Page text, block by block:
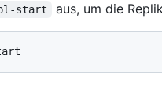
start aus, um die